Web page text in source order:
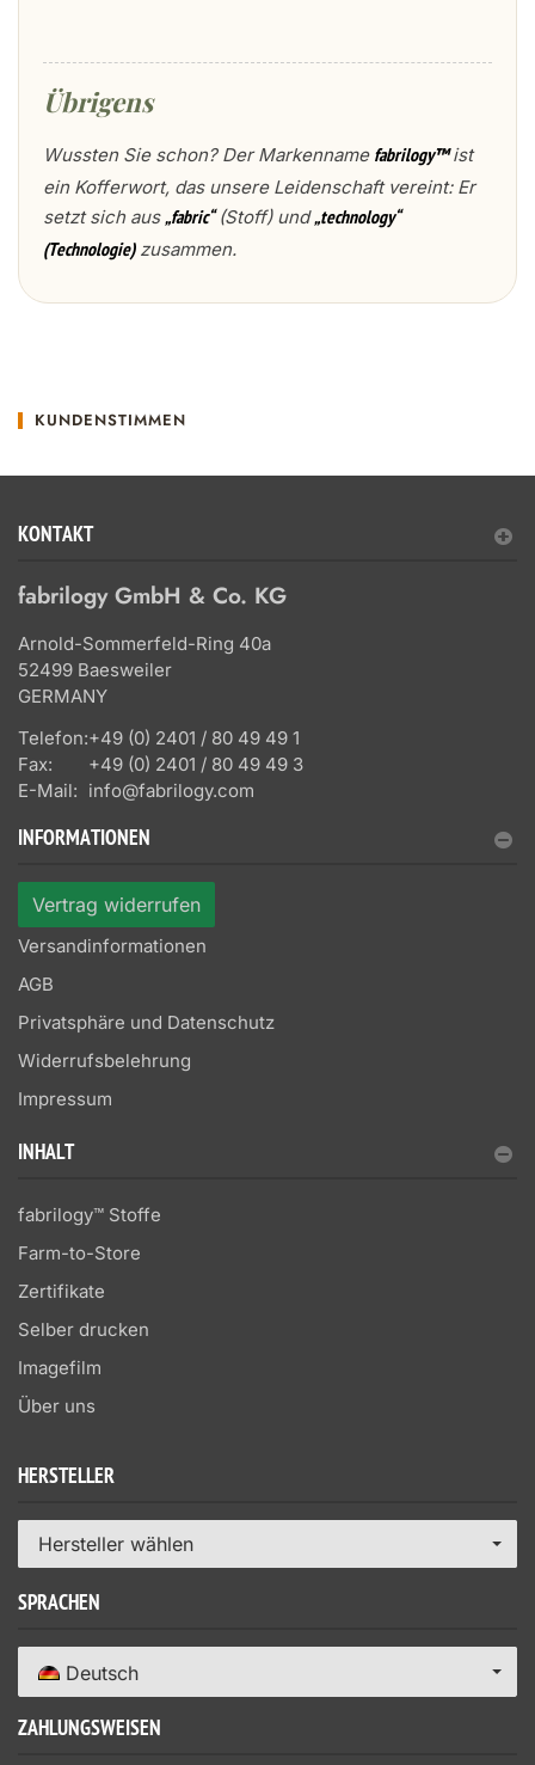
Übrigens
Wussten Sie schon? Der Markenname fabrilogy™ist
ein Kofferwort, das unsere Leidenschaft vereint: Er
setzt sich aus„fabric“(Stoff) und„technology“
(Technologie)zusammen.
KUNDENSTIMMEN
KONTAKT
fabrilogy GmbH & Co. KG
Arnold-Sommerfeld-Ring 40a
52499 Baesweiler
GERMANY
Telefon:+49 (0) 2401 / 80 49 49 1
Fax:
+49 (0) 2401 / 80 49 49 3
E-Mail: info@fabrilogy.com
INFORMATIONEN
Vertrag widerrufen
Versandinformationen
AGB
Privatsphäre und Datenschutz
Widerrufsbelehrung
Impressum
INHALT
fabrilogy™ Stoffe
Farm-to-Store
Zertifikate
Selber drucken
Imagefilm
Über uns
HERSTELLER
Hersteller wählen
SPRACHEN
Deutsch
ZAHLUNGSWEISEN